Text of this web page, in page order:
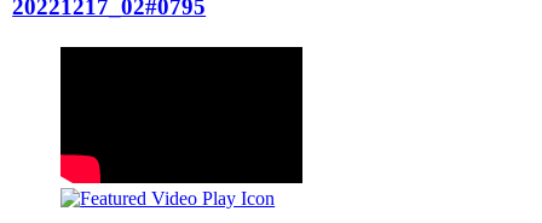
20221217_02#0795